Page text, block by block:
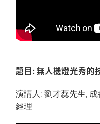
題目: 無人機燈光秀的
演講人: 劉才蕊先生,
經理